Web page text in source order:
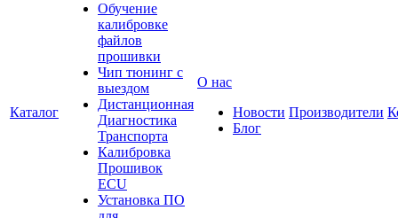
Каталог
Обучение
калибровке
файлов
прошивки
Чип тюнинг с
выездом
Дистанционная
Диагностика
Транспорта
Калибровка
Прошивок
ECU
Установка ПО
О нас
Новости
Блог
Производители